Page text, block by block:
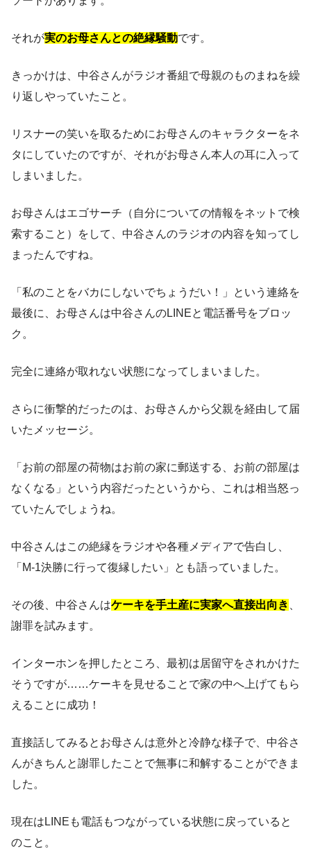
それが実のお母さんとの絶縁騒動です。
きっかけは、中谷さんがラジオ番組で母親のものまねを繰
り返しやっていたこと。
リスナーの笑いを取るためにお母さんのキャラクターをネ
タにしていたのですが、それがお母さん本人の耳に入って
しまいました。
お母さんはエゴサーチ（自分についての情報をネットで検
索すること）をして、中谷さんのラジオの内容を知ってし
まったんですね。
「私のことをバカにしないでちょうだい！」という連絡を
最後に、お母さんは中谷さんのLINEと電話番号をブロッ
ク。
完全に連絡が取れない状態になってしまいました。
さらに衝撃的だったのは、お母さんから父親を経由して届
いたメッセージ。
「お前の部屋の荷物はお前の家に郵送する、お前の部屋は
なくなる」という内容だったというから、これは相当怒っ
ていたんでしょうね。
中谷さんはこの絶縁をラジオや各種メディアで告白し、
「M-1決勝に行って復縁したい」とも語っていました。
その後、中谷さんはケーキを手土産に実家へ直接出向き
謝罪を試みます。
インターホンを押したところ、最初は居留守をされかけた
そうですが……ケーキを見せることで家の中へ上げてもら
えることに成功！
直接話してみるとお母さんは意外と冷静な様子で、中谷さ
んがきちんと謝罪したことで無事に和解することができま
した。
現在はLINEも電話もつながっている状態に戻っていると
のこと。